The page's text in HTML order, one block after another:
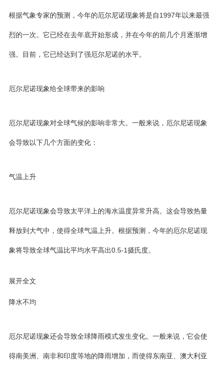
根据气象专家的预测，今年的厄尔尼诺现象将是自1997年以来最强
烈的一次。它已经在去年底开始形成，并在今年的前几个月逐渐增
强。目前，它已经达到了强厄尔尼诺的水平。
厄尔尼诺现象给全球带来的影响
厄尔尼诺现象对全球气候的影响非常大。一般来说，厄尔尼诺现象
会导致以下几个方面的变化：
气温上升
厄尔尼诺现象会导致太平洋上的海水温度异常升高。这会导致热量
释放到大气中，使得全球气温上升。根据预测，今年的厄尔尼诺现
象将导致全球气温比平均水平高出0.5-1摄氏度。
展开全文
降水不均
厄尔尼诺现象还会导致全球降雨模式发生变化。一般来说，它会使
得南美洲、南非和印度等地的降雨增加，而使得东南亚、澳大利亚